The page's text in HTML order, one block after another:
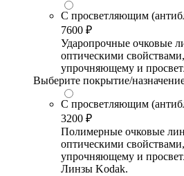
С просветляющим
7600 ₽
Ударопрочные очковые
оптическими
упрочняющему и
Выберите покрытие/
С просветляющим
3200 ₽
Полимерные очковые
оптическими
упрочняющему и
Линзы Kodak.